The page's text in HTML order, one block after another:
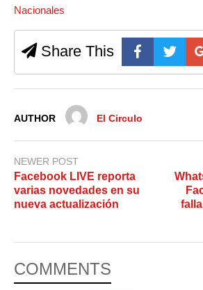
Nacionales
Share This
AUTHOR El Circulo
NEWER POST
Facebook LIVE reporta
varias novedades en su
nueva actualización
COMMENTS